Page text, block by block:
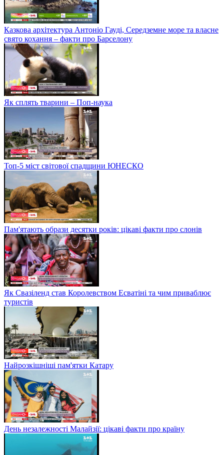
Казкова архітектура Антоніо Гауді, Середземне море та власне
свято кохання – факти про Барселону
Як сплять тварини – Поп-наука
Топ-5 міст світової спадщини ЮНЕСКО
Пам'ятають образи десятки років: цікаві факти про слонів
Як Свазіленд став Королевством Есватіні та чим приваблює
туристів
Найрозкішніші пам'ятки Катару
День незалежності Малайзії: цікаві факти про країну